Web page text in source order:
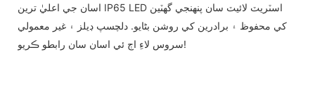
اسان جي اعليٰ ترين IP65 LED اسٽريٽ لائيٽ سان پنهنجي گهٽين
کي محفوظ ۽ برادرين کي روشن بڻايو. دلچسپ ڊيلز ۽ غير معمولي
سروس لاءِ اڄ ئي اسان سان رابطو ڪريو!